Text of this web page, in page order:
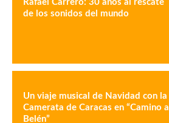
Rafael Carrero: 30 años al rescate
de los sonidos del mundo
Un viaje musical de Navidad con la
Camerata de Caracas en “Camino a
Belén”